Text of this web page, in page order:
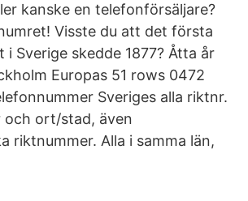
kanske en telefonförsäljare?
Visste du att det första
Sverige skedde 1877? Åtta år
Europas 51 rows 0472
Sveriges alla riktnr.
ort/stad, även
riktnummer. Alla i samma län,